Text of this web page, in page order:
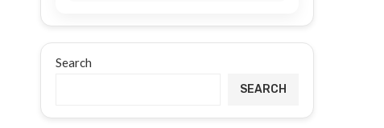
Search
SEARCH